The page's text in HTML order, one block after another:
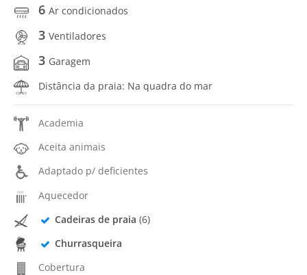
6 Ar condicionados
3 Ventiladores
3 Garagem
Distância da praia: Na quadra do mar
Academia
Aceita animais
Adaptado p/ deficientes
Aquecedor
Cadeiras de praia (6)
Churrasqueira
Cobertura